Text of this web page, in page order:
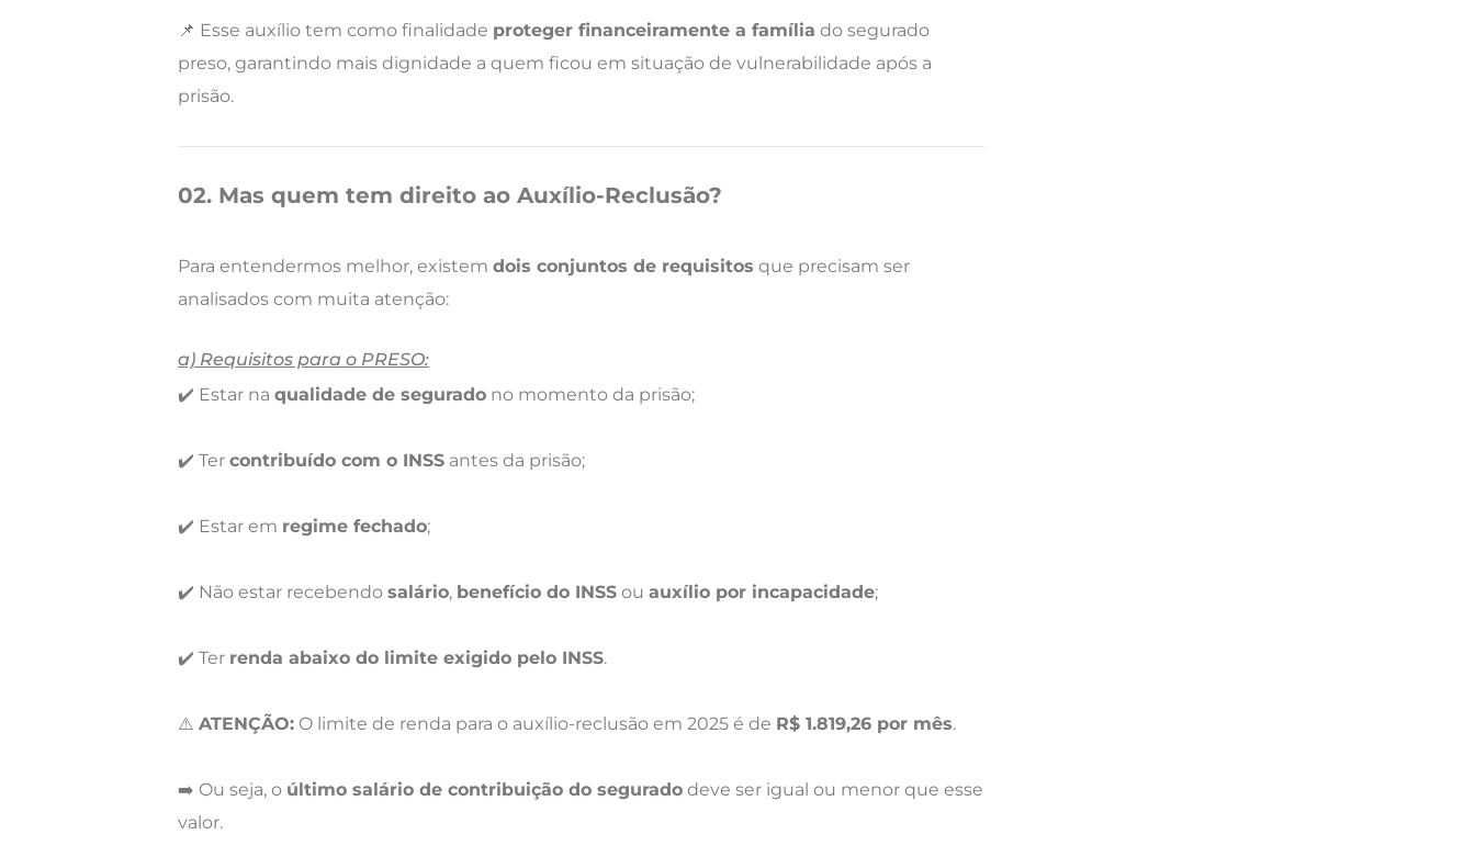
📌 Esse auxílio tem como finalidade proteger financeiramente a família do segurado
preso, garantindo mais dignidade a quem ficou em situação de vulnerabilidade após a
prisão.
02. Mas quem tem direito ao Auxílio-Reclusão?
Para entendermos melhor, existem dois conjuntos de requisitos que precisam ser
analisados com muita atenção:
a) Requisitos para o PRESO:
✔️ Estar na qualidade de segurado no momento da prisão;
✔️ Ter contribuído com o INSS antes da prisão;
✔️ Estar em regime fechado;
✔️ Não estar recebendo salário, benefício do INSS ou auxílio por incapacidade;
✔️ Ter renda abaixo do limite exigido pelo INSS.
⚠️ ATENÇÃO: O limite de renda para o auxílio-reclusão em 2025 é de R$ 1.819,26 por mês.
➡️ Ou seja, o último salário de contribuição do segurado deve ser igual ou menor que esse
valor.